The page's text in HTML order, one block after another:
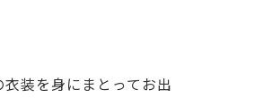
装を身にまとってお出